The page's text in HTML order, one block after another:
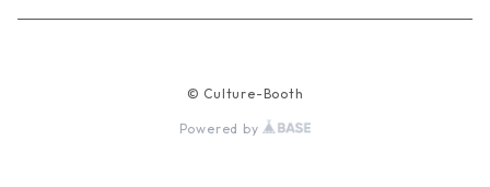
© Culture-Booth
Powered by